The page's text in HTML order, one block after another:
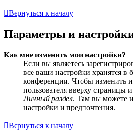
Вернуться к началу
Параметры и
Как мне изменить мои настройки?
Если вы являетесь
все ваши настройки хранятся в
конференции. Чтобы изменить
пользователя вверху страницы
Личный раздел. Там вы можете
настройки и предпочтения.
Вернуться к началу